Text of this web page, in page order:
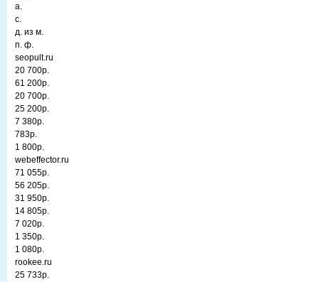
а.
с.
д. из м.
п. ф.
seopult.ru
20 700р.
61 200р.
20 700р.
25 200р.
7 380р.
783р.
1 800р.
webeffector.ru
71 055р.
56 205р.
31 950р.
14 805р.
7 020р.
1 350р.
1 080р.
rookee.ru
25 733р.